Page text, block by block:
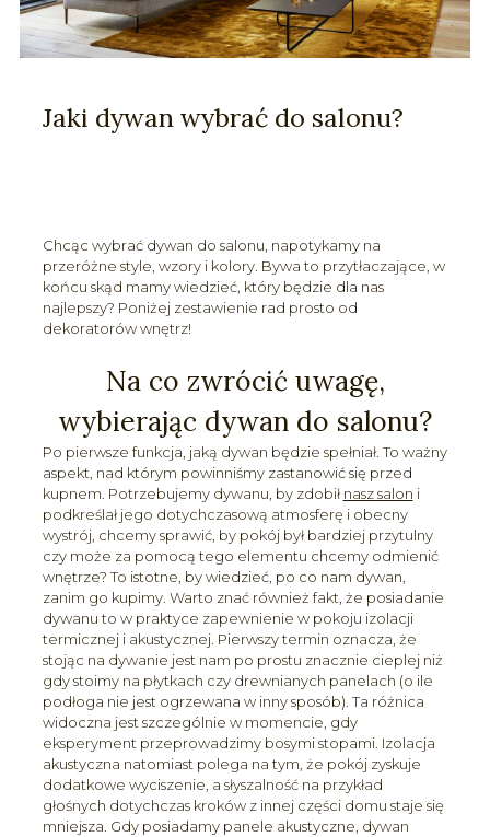
Jaki dywan wybrać do salonu?
Chcąc wybrać dywan do salonu, napotykamy na
przeróżne style, wzory i kolory. Bywa to przytłaczające, w
końcu skąd mamy wiedzieć, który będzie dla nas
najlepszy? Poniżej zestawienie rad prosto od
dekoratorów wnętrz!
Na co zwrócić uwagę,
wybierając dywan do salonu?
Po pierwsze funkcja, jaką dywan będzie spełniał. To ważny
aspekt, nad którym powinniśmy zastanowić się przed
kupnem. Potrzebujemy dywanu, by zdobiłnasz salon i
podkreślał jego dotychczasową atmosferę i obecny
wystrój, chcemy sprawić, by pokój był bardziej przytulny
czy może za pomocą tego elementu chcemy odmienić
wnętrze? To istotne, by wiedzieć, po co nam dywan,
zanim go kupimy. Warto znać również fakt, że posiadanie
dywanu to w praktyce zapewnienie w pokoju izolacji
termicznej i akustycznej. Pierwszy termin oznacza, że
stojąc na dywanie jest nam po prostu znacznie cieplej niż
gdy stoimy na płytkach czy drewnianych panelach (o ile
podłoga nie jest ogrzewana w inny sposób). Ta różnica
widoczna jest szczególnie w momencie, gdy
eksperyment przeprowadzimy bosymi stopami. Izolacja
akustyczna natomiast polega na tym, że pokój zyskuje
dodatkowe wyciszenie, a słyszalność na przykład
głośnych dotychczas kroków z innej części domu staje się
mniejsza. Gdy posiadamy panele akustyczne, dywan